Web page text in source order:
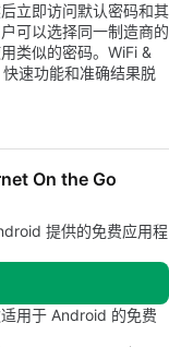
立即访问默认密码和其
可以选择同一制造商的
类似的密码。WiFi &
速功能和准确结果脱
On the Go
提供的免费应用程
用于 Android 的免费